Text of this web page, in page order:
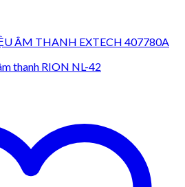
ÂM THANH EXTECH 407780A